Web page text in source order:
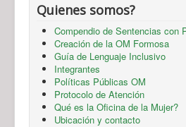
Quienes somos?
Compendio de Sentencias con
Creación de la OM Formosa
Guía de Lenguaje Inclusivo
Integrantes
Políticas Públicas OM
Protocolo de Atención
Qué es la Oficina de la Mujer?
Ubicación y contacto